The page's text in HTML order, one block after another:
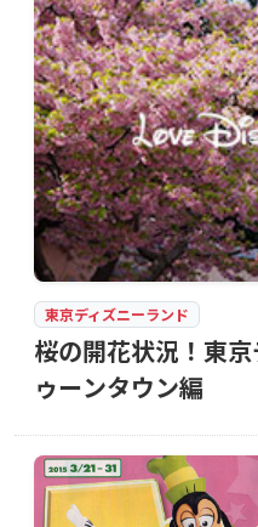
東京ディズニーランド
桜の開花状況！東
ゥーンタウン編